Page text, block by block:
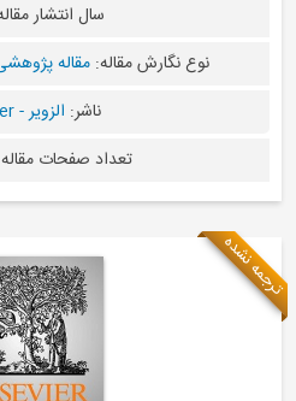
سال انتشار مقاله:2022
نوع نگارش مقاله:مقاله پژوهشی (Research Article)
الزویر - Elsevier
تعداد صفحات مقاله انگلیسی: